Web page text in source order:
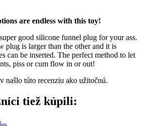
are endless with this toy!
good silicone funnel plug for your ass.
plug is larger than the other and it is
can be inserted. The perfect method to let
piss or cum flow in or out!
našlo túto recenziu ako užitočnú.
tiež kúpili: